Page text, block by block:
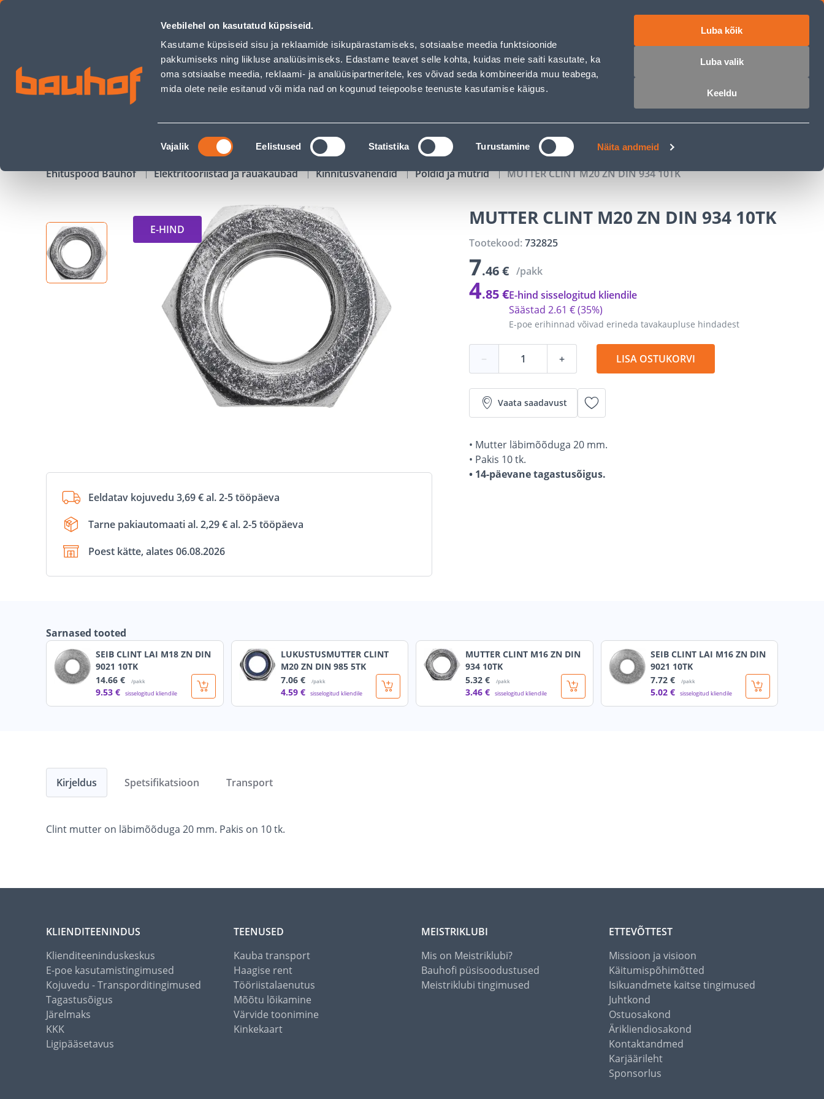
Veebilehel on kasutatud küpsiseid.
Kasutame küpsiseid sisu ja reklaamide isikupärastamiseks, sotsiaalse meedia funktsioonide
pakkumiseks ning liikluse analüüsimiseks. Edastame teavet selle kohta, kuidas meie saiti kasutate, ka
oma sotsiaalse meedia, reklaami- ja analüüsipartneritele, kes võivad seda kombineerida muu teabega,
mida olete neile esitanud või mida nad on kogunud teiepoolse teenuste kasutamise käigus.
Nõusoleku
valik
Vajalik Eelistused Statistika Turustamine Näita andmeid
Luba kõik
Luba valik
Keeldu
MUTTER CLINT M20 ZN DIN 934 10TK - Bauhof has loaded
Äriklienditeenindus Klienditeenindus Teenused Karjäärileht
OTSI Logi sisse
KAMPAANIAD KATALOOGID TÖÖRIISTALAENUTUS JÄRELMAKS
Ehituspood Bauhof Elektritööriistad ja rauakaubad Kinnitusvahendid Poldid ja mutrid MUTTER CLINT M20 ZN DIN 934 10TK
E-HIND
Eeldatav kojuvedu 3,69 € al. 2-5 tööpäeva
Tarne pakiautomaati al. 2,29 € al. 2-5 tööpäeva
Poest kätte, alates 06.08.2026
MUTTER CLINT M20 ZN DIN 934 10TK
Tootekood:732825
7.46 € /pakk
4.85 €
E-poe erihinnad võivad erineda tavakaupluse hindadest
Säästad 2.61 €(35%)
E-hind sisselogitud kliendile
− + LISA OSTUKORVI
Vaata saadavust
• Mutter läbimõõduga 20 mm.
• Pakis 10 tk.
• 14-päevane tagastusõigus.
Sarnased tooted
SEIB CLINT LAI M18 ZN DIN
9021 10TK
14.66 € /pakk
9.53 € sisselogitud kliendile
LUKUSTUSMUTTER CLINT
M20 ZN DIN 985 5TK
7.06 € /pakk
4.59 € sisselogitud kliendile
MUTTER CLINT M16 ZN DIN
934 10TK
5.32 € /pakk
3.46 € sisselogitud kliendile
SEIB CLINT LAI M16 ZN DIN
9021 10TK
7.72 € /pakk
5.02 € sisselogitud kliendile
Kirjeldus
Clint mutter on läbimõõduga 20 mm. Pakis on 10 tk.
Spetsifikatsioon Transport
KLIENDITEENINDUS
Klienditeeninduskeskus
E-poe kasutamistingimused
Kojuvedu - Transporditingimused
Tagastusõigus
Järelmaks
KKK
Ligipääsetavus
TEENUSED
Kauba transport
Haagise rent
Tööriistalaenutus
Mõõtu lõikamine
Värvide toonimine
Kinkekaart
MEISTRIKLUBI
Mis on Meistriklubi?
Bauhofi püsisoodustused
Meistriklubi tingimused
ETTEVÕTTEST
Missioon ja visioon
Käitumispõhimõtted
Isikuandmete kaitse tingimused
Juhtkond
Ostuosakond
Ärikliendiosakond
Kontaktandmed
Karjäärileht
Sponsorlus